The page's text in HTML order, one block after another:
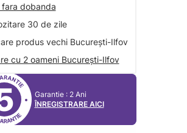
fara dobanda
30 de zile
produs vechi București-Ilfov
cu 2 oameni București-Ilfov
Garantie : 2 Ani
ÎNREGISTRARE AICI